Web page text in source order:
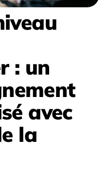
: un
avec
la